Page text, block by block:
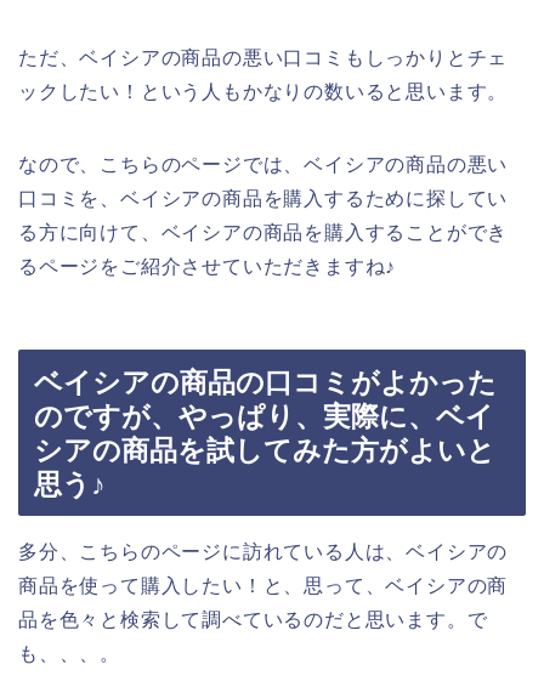
ただ、ベイシアの商品の悪い口コミもしっかりとチェ
ックしたい！という人もかなりの数いると思います。
なので、こちらのページでは、ベイシアの商品の悪い
口コミを、ベイシアの商品を購入するために探してい
る方に向けて、ベイシアの商品を購入することができ
るページをご紹介させていただきますね♪
ベイシアの商品の口コミがよかった
のですが、やっぱり、実際に、ベイ
シアの商品を試してみた方がよいと
思う♪
多分、こちらのページに訪れている人は、ベイシアの
商品を使って購入したい！と、思って、ベイシアの商
品を色々と検索して調べているのだと思います。で
も、、、。